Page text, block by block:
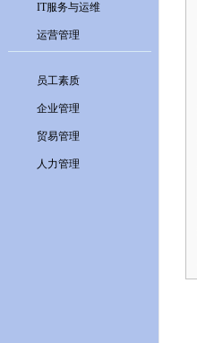
IT服务与运维
运营管理
员工素质
企业管理
贸易管理
人力管理